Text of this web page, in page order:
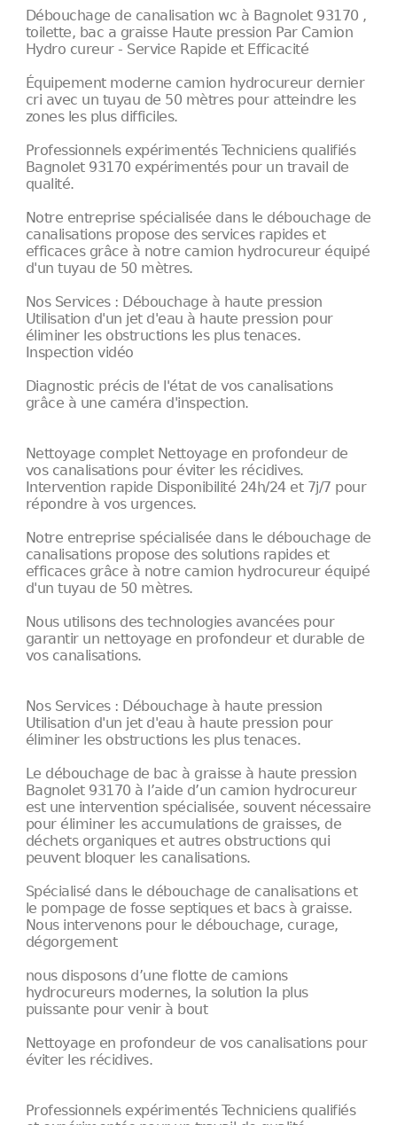
Débouchage de canalisation wc à Bagnolet 93170 ,
toilette, bac a graisse Haute pression Par Camion
Hydro cureur - Service Rapide et Efficacité
Équipement moderne camion hydrocureur dernier
cri avec un tuyau de 50 mètres pour atteindre les
zones les plus difficiles.
Professionnels expérimentés Techniciens qualifiés
Bagnolet 93170 expérimentés pour un travail de
qualité.
Notre entreprise spécialisée dans le débouchage de
canalisations propose des services rapides et
efficaces grâce à notre camion hydrocureur équipé
d'un tuyau de 50 mètres.
Nos Services : Débouchage à haute pression
Utilisation d'un jet d'eau à haute pression pour
éliminer les obstructions les plus tenaces.
Inspection vidéo
Diagnostic précis de l'état de vos canalisations
grâce à une caméra d'inspection.
Nettoyage complet Nettoyage en profondeur de
vos canalisations pour éviter les récidives.
Intervention rapide Disponibilité 24h/24 et 7j/7 pour
répondre à vos urgences.
Notre entreprise spécialisée dans le débouchage de
canalisations propose des solutions rapides et
efficaces grâce à notre camion hydrocureur équipé
d'un tuyau de 50 mètres.
Nous utilisons des technologies avancées pour
garantir un nettoyage en profondeur et durable de
vos canalisations.
Nos Services : Débouchage à haute pression
Utilisation d'un jet d'eau à haute pression pour
éliminer les obstructions les plus tenaces.
Le débouchage de bac à graisse à haute pression
Bagnolet 93170 à l’aide d’un camion hydrocureur
est une intervention spécialisée, souvent nécessaire
pour éliminer les accumulations de graisses, de
déchets organiques et autres obstructions qui
peuvent bloquer les canalisations.
Spécialisé dans le débouchage de canalisations et
le pompage de fosse septiques et bacs à graisse.
Nous intervenons pour le débouchage, curage,
dégorgement
nous disposons d’une flotte de camions
hydrocureurs modernes, la solution la plus
puissante pour venir à bout
Nettoyage en profondeur de vos canalisations pour
éviter les récidives.
Professionnels expérimentés Techniciens qualifiés